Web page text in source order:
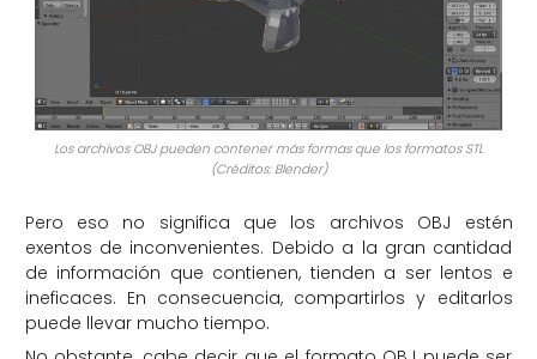
Los archivos OBJ pueden contener más formas que los formatos STL
(Créditos: Blender)
Pero eso no significa que los archivos OBJ estén
exentos de inconvenientes. Debido a la gran cantidad
de información que contienen, tienden a ser lentos e
ineficaces. En consecuencia, compartirlos y editarlos
puede llevar mucho tiempo.